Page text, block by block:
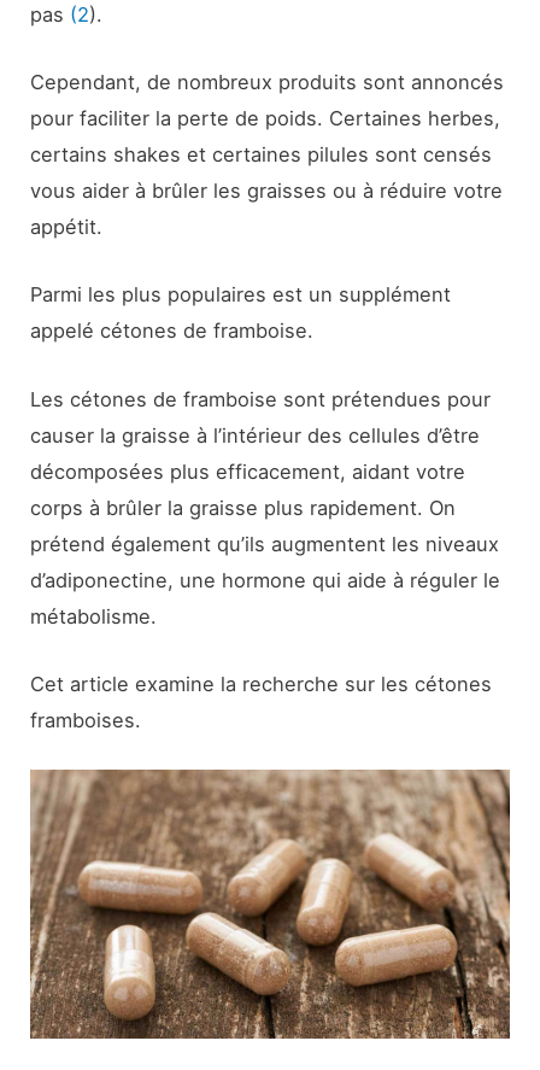
pas (2).
Cependant, de nombreux produits sont annoncés
pour faciliter la perte de poids. Certaines herbes,
certains shakes et certaines pilules sont censés
vous aider à brûler les graisses ou à réduire votre
appétit.
Parmi les plus populaires est un supplément
appelé cétones de framboise.
Les cétones de framboise sont prétendues pour
causer la graisse à l’intérieur des cellules d’être
décomposées plus efficacement, aidant votre
corps à brûler la graisse plus rapidement. On
prétend également qu’ils augmentent les niveaux
d’adiponectine, une hormone qui aide à réguler le
métabolisme.
Cet article examine la recherche sur les cétones
framboises.